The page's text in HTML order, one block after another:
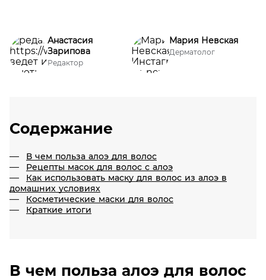
Анастасия
Зарипова
Редактор
Мария Невская
Дерматолог
Содержание
В чем польза алоэ для волос
Рецепты масок для волос с алоэ
Как использовать маску для волос из алоэ в
домашних условиях
Косметические маски для волос
Краткие итоги
В чем польза алоэ для волос